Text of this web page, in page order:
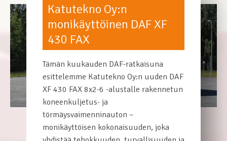
Katutekno Oy:n
monikäyttöinen DAF XF
430 FAX
Tämän kuukauden DAF-ratkaisuna
esittelemme Katutekno Oy:n uuden DAF
XF 430 FAX 8x2-6 -alustalle rakennetun
koneenkuljetus- ja
törmäysvaimenninauton –
monikäyttöisen kokonaisuuden, joka